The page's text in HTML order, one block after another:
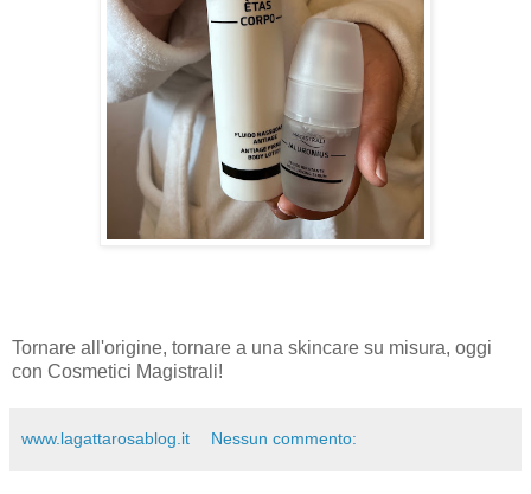
Tornare all'origine, tornare a una skincare su misura, oggi
con Cosmetici Magistrali!
www.lagattarosablog.it Nessun commento: